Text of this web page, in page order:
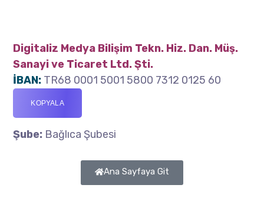
Digitaliz Medya Bilişim Tekn. Hiz. Dan. Müş.
Sanayi ve Ticaret Ltd. Şti.
İBAN: TR68 0001 5001 5800 7312 0125 60
KOPYALA
Şube: Bağlıca Şubesi
Ana Sayfaya Git